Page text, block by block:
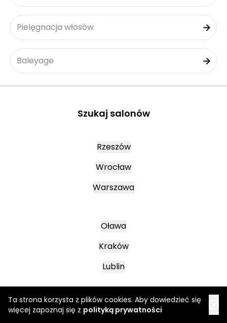
Ta strona korzysta z plików cookies. Aby dowiedzieć się
więcej zapoznaj się z polityką prywatności
Pielęgnacja włosów
Baleyage
Szukaj salonów
Rzeszów
Wrocław
Warszawa
Oława
Kraków
Lublin
Mielec